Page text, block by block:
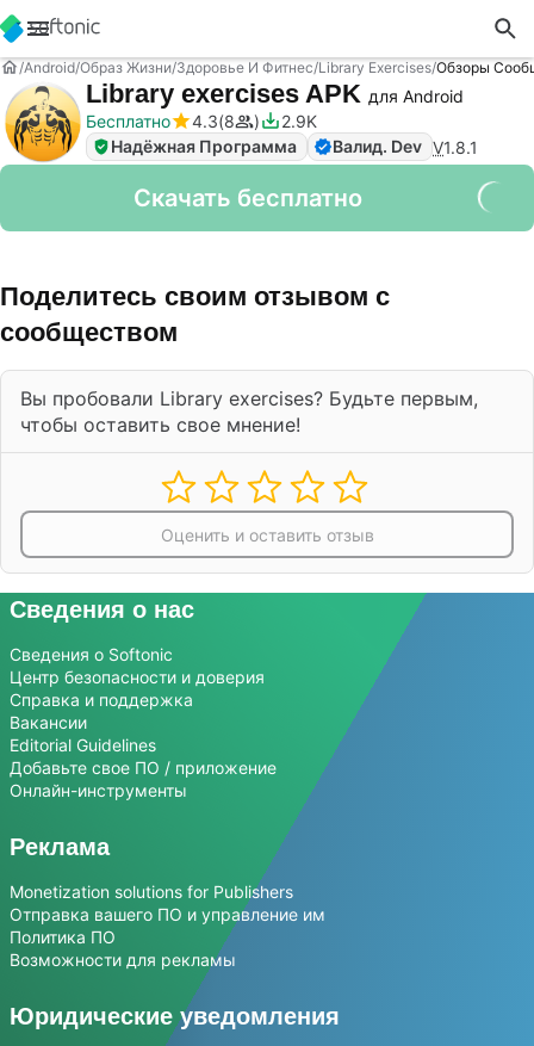
Android Образ Жизни Здоровье И Фитнес Library Exercises Обзоры
Library exercises APK для Android
Бесплатно
4.3 8
2.9K
Надёжная Программа
Валид. Dev V1.8.1
Скачать бесплатно
Поделитесь своим отзывом с
сообществом
Вы пробовали Library exercises? Будьте первым,
чтобы оставить свое мнение!
Оценить и оставить отзыв
Сведения о нас
Сведения о Softonic
Центр безопасности и доверия
Справка и поддержка
Вакансии
Editorial Guidelines
Добавьте свое ПО / приложение
Онлайн-инструменты
Реклама
Monetization solutions for Publishers
Отправка вашего ПО и управление им
Политика ПО
Возможности для рекламы
Юридические уведомления